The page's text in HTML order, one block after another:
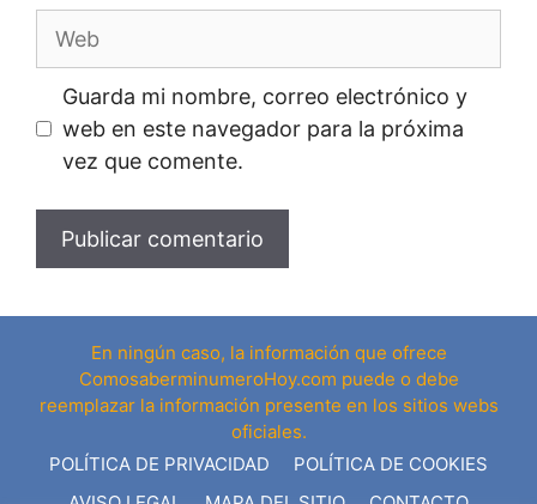
Guarda mi nombre, correo electrónico y
web en este navegador para la próxima
vez que comente.
En ningún caso, la información que ofrece
ComosaberminumeroHoy.com puede o debe
reemplazar la información presente en los sitios webs
oficiales.
POLÍTICA DE PRIVACIDAD
POLÍTICA DE COOKIES